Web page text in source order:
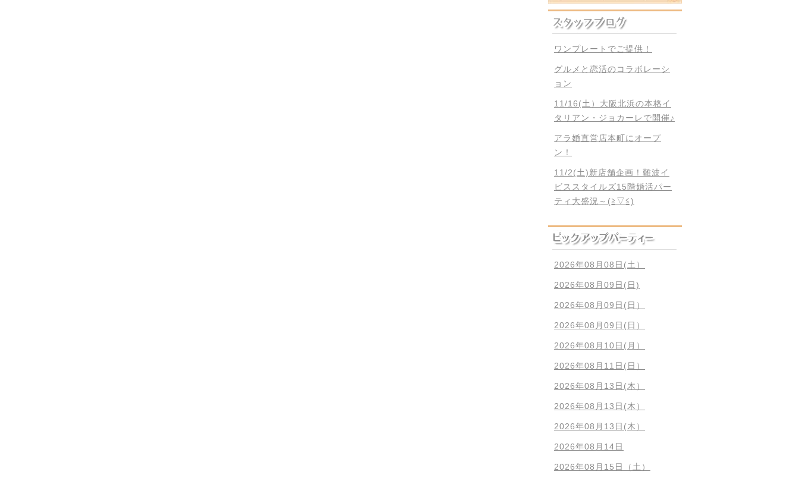
ワンプレートでご提供！
グルメと恋活のコラボレーシ
ョン
11/16(土）大阪北浜の本格イ
タリアン・ジョカーレで開催♪
アラ婚直営店本町にオープ
ン！
11/2(土)新店舗企画！難波イ
ビススタイルズ15階婚活パー
ティ大盛況～(≧▽≦)
2026年08月08日(土）
2026年08月09日(日)
2026年08月09日(日）
2026年08月09日(日）
2026年08月10日(月）
2026年08月11日(日）
2026年08月13日(木）
2026年08月13日(木）
2026年08月13日(木）
2026年08月14日
2026年08月15日（土）